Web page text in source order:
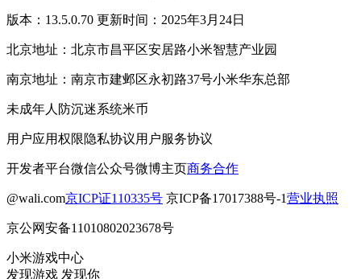
版本：13.5.0.70 更新时间：2025年3月24日
北京地址：北京市昌平区安居路小米智慧产业园
南京地址：南京市建邺区永初路37号小米华东总部
未成年人防沉迷系统米币
用户应用权限隐私协议用户服务协议
开发者平台微信公众号微博主页商务合作
@wali.com京ICP证110335号 京ICP备17017388号-1营业执照
京公网安备11010802023678号
小米游戏中心
发现游戏 发现你